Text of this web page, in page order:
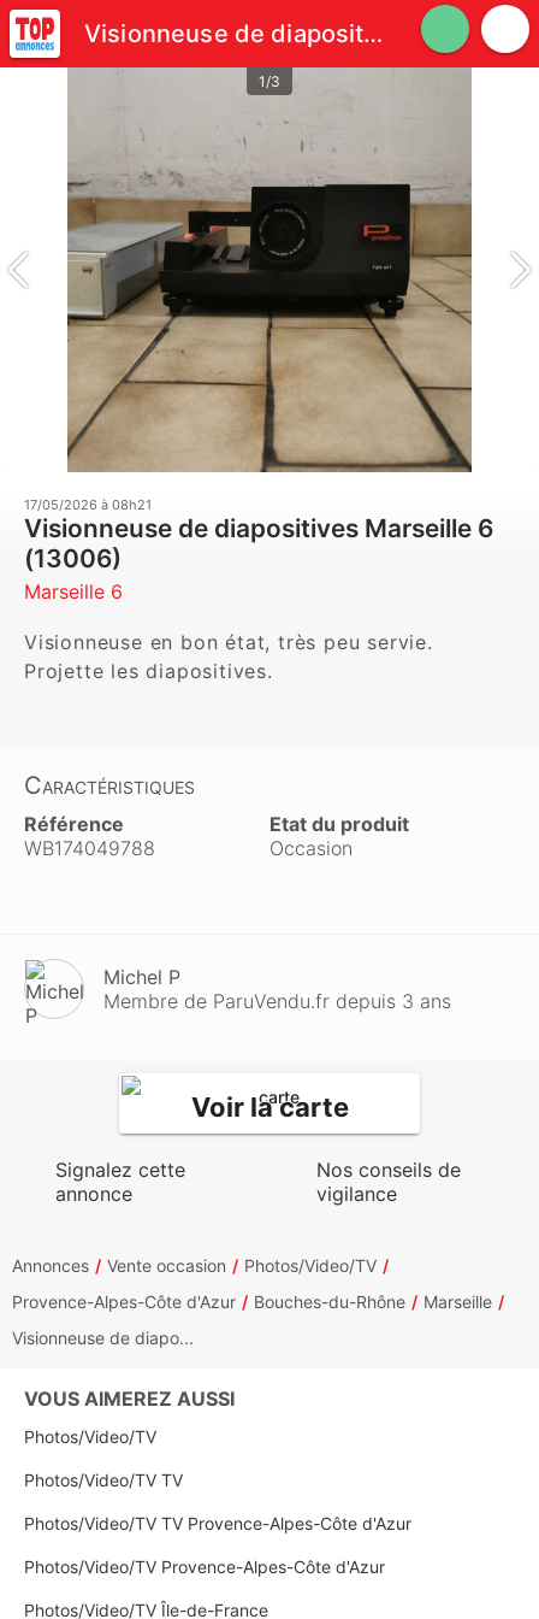
Visionneuse de diapositives
1/3
17/05/2026 à 08h21
Visionneuse de diapositives Marseille 6
(13006)
Marseille 6
Visionneuse en bon état, très peu servie.
Projette les diapositives.
Caractéristiques
Référence
WB174049788
Etat du produit
Occasion
Michel P
Membre de ParuVendu.fr depuis 3 ans
Voir la carte
Signalez cette
annonce
Nos conseils de
vigilance
Annonces Vente occasion
Photos/Video/TV
Provence-Alpes-Côte d'Azur
Bouches-du-Rhône
Marseille
Visionneuse de diapo...
VOUS AIMEREZ AUSSI
Photos/Video/TV
Photos/Video/TV TV
Photos/Video/TV TV Provence-Alpes-Côte d'Azur
Photos/Video/TV Provence-Alpes-Côte d'Azur
Photos/Video/TV Île-de-France